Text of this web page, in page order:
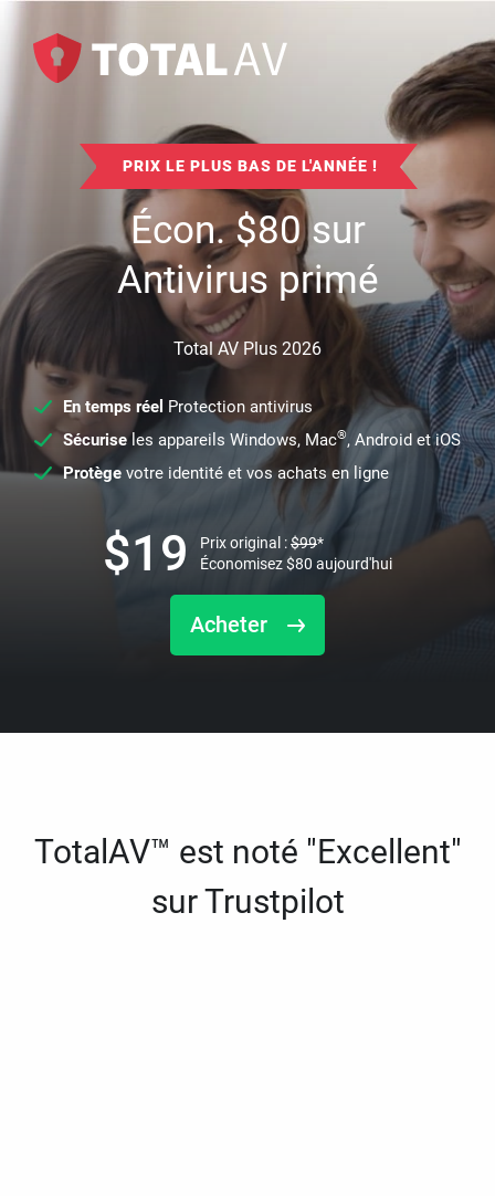
PRIX LE PLUS BAS DE L'ANNÉE !
Écon.$80sur
Antivirus primé
Total AV Plus 2026
En temps réel Protection antivirus
Sécuriseles appareils Windows, Mac®, Android et iOS
Protège votre identité et vos achats en ligne
Acheter
$19 Prix original :$99*
Économisez$80 aujourd'hui
TotalAV™ est noté "Excellent"
sur Trustpilot